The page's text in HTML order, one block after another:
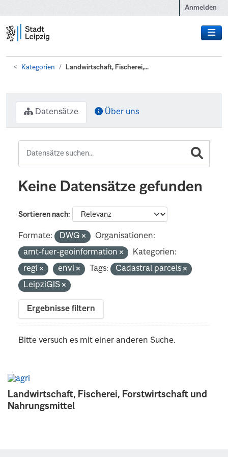
Anmelden
Kategorien Landwirtschaft, Fischerei,...
Landwirtschaft, Fischerei, Forstwirtschaft und
Nahrungsmittel
Datensätze Über uns
Keine Datensätze gefunden
Sortieren nach
Formate: DWG
Organisationen:
amt-fuer-geoinformation
Kategorien:
regi
envi Tags:
Cadastral parcels
LeipziGIS
Ergebnisse filtern
Bitte versuch es mit einer anderen Suche.